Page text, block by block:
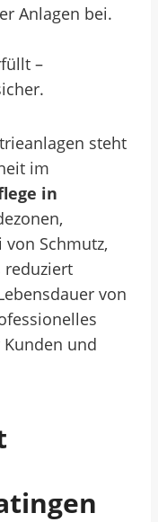
Anlagen bei.
–
steht
im
in
Schmutz,
reduziert
von
und